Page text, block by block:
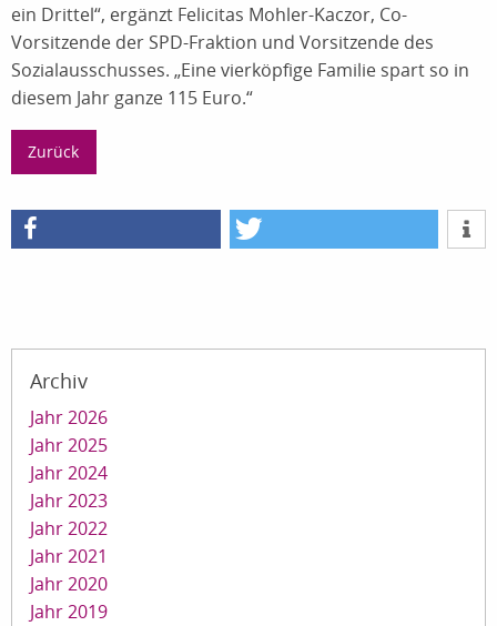
ein Drittel“, ergänzt Felicitas Mohler-Kaczor, Co-
Vorsitzende der SPD-Fraktion und Vorsitzende des
Sozialausschusses. „Eine vierköpfige Familie spart so in
diesem Jahr ganze 115 Euro.“
Zurück
Archiv
Jahr 2026
Jahr 2025
Jahr 2024
Jahr 2023
Jahr 2022
Jahr 2021
Jahr 2020
Jahr 2019